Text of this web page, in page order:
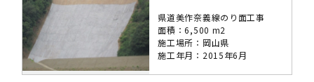
県道美作奈義線のり面工事
面積：6,500 m2
施工場所：岡山県
施工年月：2015年6月